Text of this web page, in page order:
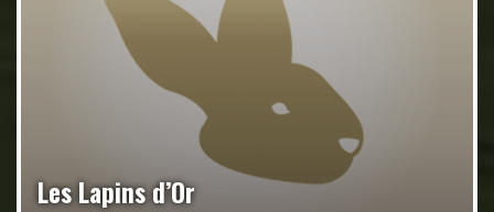
Les Lapins d’Or